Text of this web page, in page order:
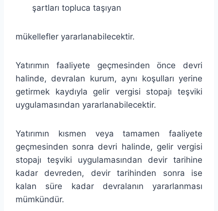
şartları topluca taşıyan
mükellefler yararlanabilecektir.
Yatırımın faaliyete geçmesinden önce devri
halinde, devralan kurum, aynı koşulları yerine
getirmek kaydıyla gelir vergisi stopajı teşviki
uygulamasından yararlanabilecektir.
Yatırımın kısmen veya tamamen faaliyete
geçmesinden sonra devri halinde, gelir vergisi
stopajı teşviki uygulamasından devir tarihine
kadar devreden, devir tarihinden sonra ise
kalan süre kadar devralanın yararlanması
mümkündür.